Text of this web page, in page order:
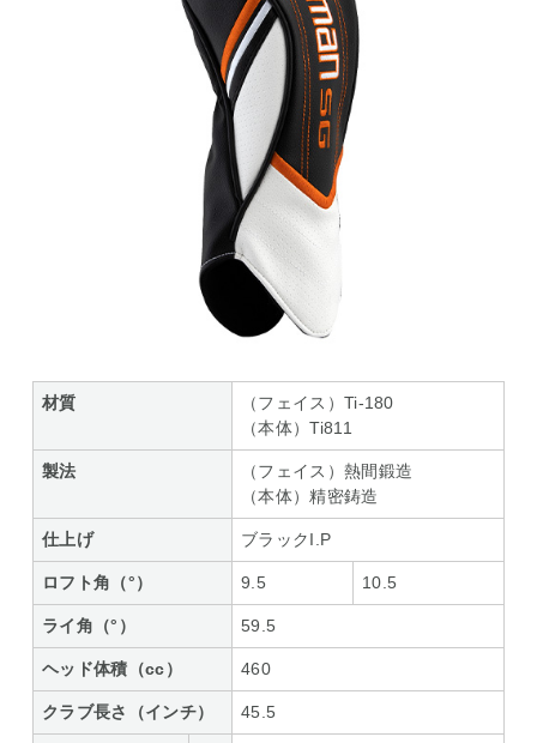
材質
（フェイス）Ti-180
（本体）Ti811
製法
（フェイス）熱間鍛造
（本体）精密鋳造
仕上げ ブラックI.P
ロフト角（°） 9.5 10.5
ライ角（°） 59.5
ヘッド体積（cc） 460
クラブ長さ（インチ） 45.5